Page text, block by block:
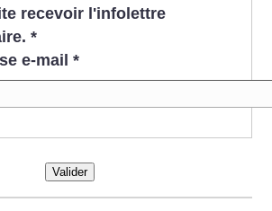
recevoir l'infolettre
*
e-mail *
Valider